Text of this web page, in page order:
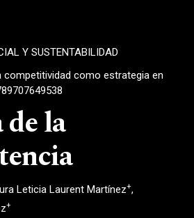
Y SUSTENTABILIDAD
competitividad como estrategia en
la
Leticia Laurent Martínez+
+